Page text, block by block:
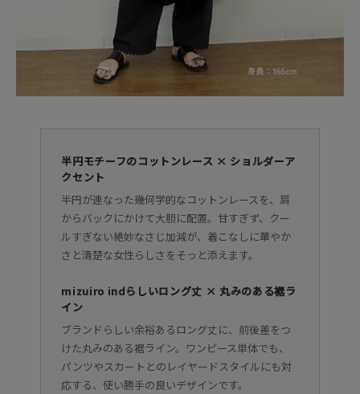
半円モチーフのコットンレース × ショルダーア
クセント
半円が連なった幾何学的なコットンレースを、肩
からバックにかけて大胆に配置。甘すぎず、クー
ルすぎない絶妙なさじ加減が、着こなしに華やか
さと清楚な女性らしさをそっと添えます。
mizuiro indらしいロング丈 × 丸みのある裾ラ
イン
ブランドらしい余裕あるロング丈に、前後差をつ
けた丸みのある裾ライン。ワンピース単体でも、
パンツやスカートとのレイヤードスタイルにも対
応する、使い勝手の良いデザインです。